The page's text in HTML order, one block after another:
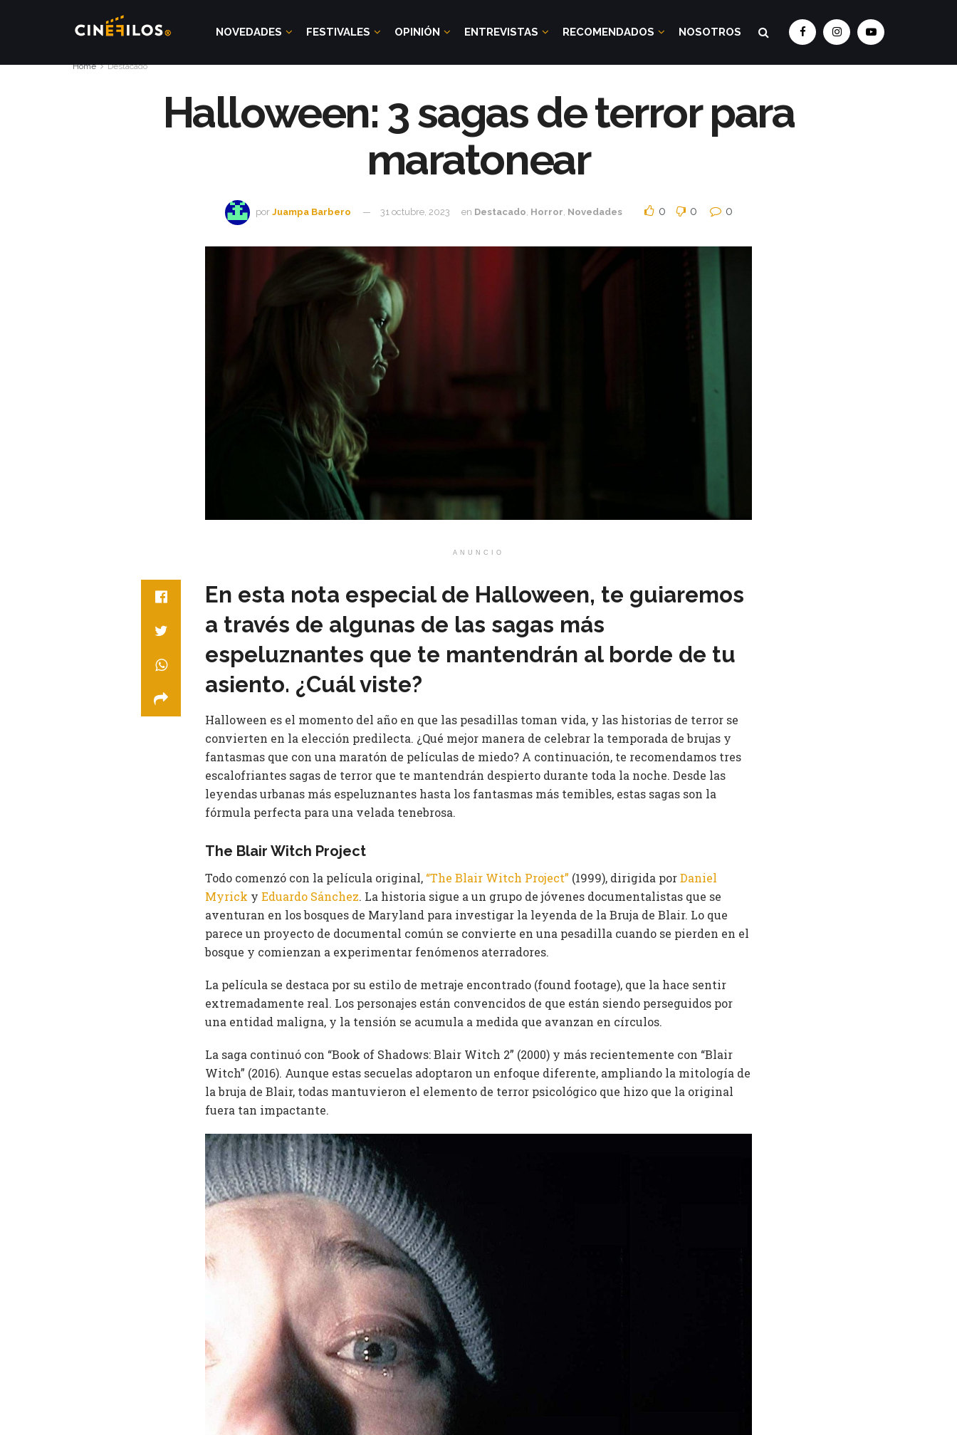
NOVEDADES FESTIVALES OPINIÓN ENTREVISTAS RECOMENDADOS NOSOTROS
Home Destacado
Halloween: 3 sagas de terror para
maratonear
por Juampa Barbero 31 octubre, 2023 en Destacado Horror Novedades 0 0 0
ANUNCIO
En esta nota especial de Halloween, te guiaremos
a través de algunas de las sagas más
espeluznantes que te mantendrán al borde de tu
asiento. ¿Cuál viste?
Halloween es el momento del año en que las pesadillas toman vida, y las historias de terror se
convierten en la elección predilecta. ¿Qué mejor manera de celebrar la temporada de brujas y
fantasmas que con una maratón de películas de miedo? A continuación, te recomendamos tres
escalofriantes sagas de terror que te mantendrán despierto durante toda la noche. Desde las
leyendas urbanas más espeluznantes hasta los fantasmas más temibles, estas sagas son la
fórmula perfecta para una velada tenebrosa.
The Blair Witch Project
Todo comenzó con la película original, “The Blair Witch Project” (1999), dirigida porDaniel
Myrick y Eduardo Sánchez. La historia sigue a un grupo de jóvenes documentalistas que se
aventuran en los bosques de Maryland para investigar la leyenda de la Bruja de Blair. Lo que
parece un proyecto de documental común se convierte en una pesadilla cuando se pierden en el
bosque y comienzan a experimentar fenómenos aterradores.
La película se destaca por su estilo de metraje encontrado (found footage), que la hace sentir
extremadamente real. Los personajes están convencidos de que están siendo perseguidos por
una entidad maligna, y la tensión se acumula a medida que avanzan en círculos.
La saga continuó con “Book of Shadows: Blair Witch 2” (2000) y más recientemente con “Blair
Witch” (2016). Aunque estas secuelas adoptaron un enfoque diferente, ampliando la mitología de
la bruja de Blair, todas mantuvieron el elemento de terror psicológico que hizo que la original
fuera tan impactante.